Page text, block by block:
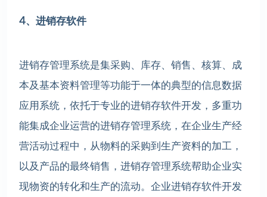
4、进销存软件
进销存管理系统是集采购、库存、销售、核算、成
本及基本资料管理等功能于一体的典型的信息数据
应用系统，依托于专业的进销存软件开发，多重功
能集成企业运营的进销存管理系统，在企业生产经
营活动过程中，从物料的采购到生产资料的加工，
以及产品的最终销售，进销存管理系统帮助企业实
现物资的转化和生产的流动。企业进销存软件开发